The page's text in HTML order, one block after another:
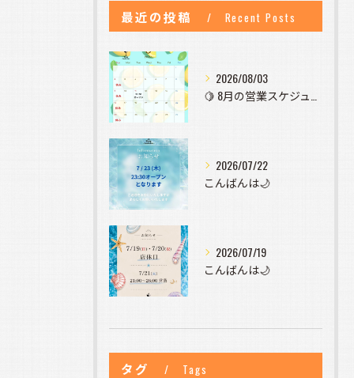
最近の投稿 Recent Posts
2026/08/03
2026/07/22
こんばんは🌙
2026/07/19
こんばんは🌙
タグ Tags